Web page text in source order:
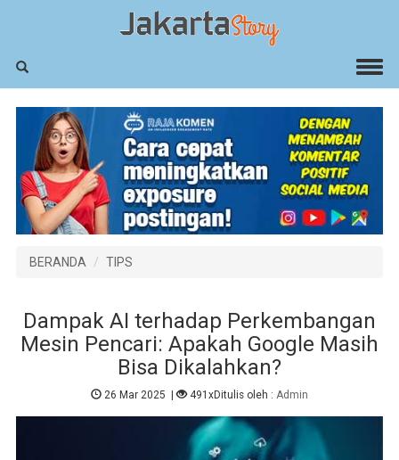
BERANDA TIPS
Dampak AI terhadap Perkembangan
Mesin Pencari: Apakah Google Masih
Bisa Dikalahkan?
26 Mar 2025 | 491xDitulis oleh : Admin